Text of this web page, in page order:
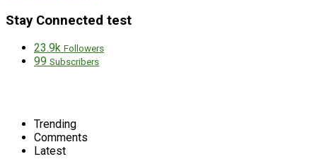
Stay Connected test
23.9k Followers
99 Subscribers
Trending
Comments
Latest